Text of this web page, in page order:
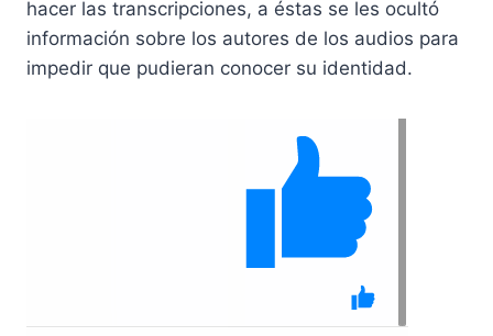
hacer las transcripciones, a éstas se les ocultó
información sobre los autores de los audios para
impedir que pudieran conocer su identidad.